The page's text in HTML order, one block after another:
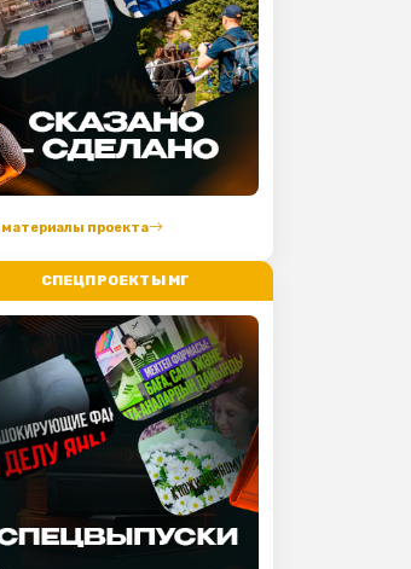
материалы проекта
СПЕЦПРОЕКТЫ МГ